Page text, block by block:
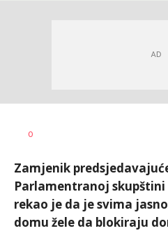
AUTOR
0
Zamjenik
Parlamentranoj skupštini
rekao je da je svima
domu žele da blokiraju